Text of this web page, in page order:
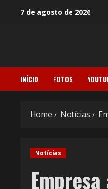
7 de agosto de 2026
INÍCIO FOTOS
Home Notícias
Notícias